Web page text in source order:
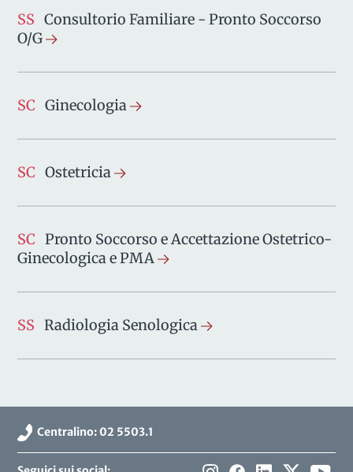
SS Consultorio Familiare - Pronto Soccorso
O/G
SC Ginecologia
SC Ostetricia
SC Pronto Soccorso e Accettazione Ostetrico-
Ginecologica e PMA
SS Radiologia Senologica
Centralino: 02 5503.1